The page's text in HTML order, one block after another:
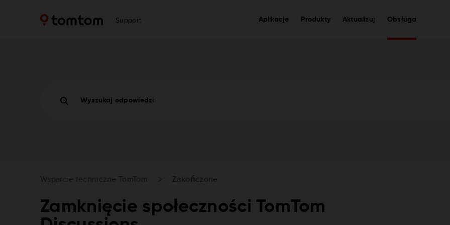
Support Aplikacje Produkty Aktualizuj Obsługa
Wyszukaj odpowiedzi
Zamknięcie społeczności TomTom